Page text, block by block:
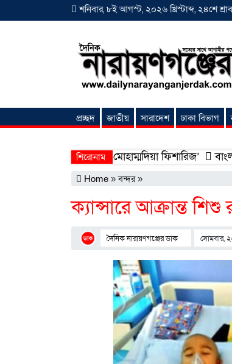
শনিবার, ৮ই আগস্ট, ২০২৬ খ্রিস্টাব্দ, ২৪শে
প্রচ্ছদ জাতীয় সারাদেশ ঢাকা বিভাগ
শিরোনাম
হলো ‘শিফা মোহাম্মদিয়া ফিশারিজ’ বাংলাদেশে
Home »বন্দর»
ক্যান্সারে আক্রান্ত
দৈনিক নারায়ণগঞ্জের ডাক সোমবার,